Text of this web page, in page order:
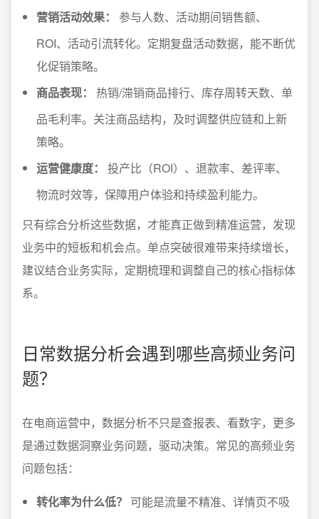
营销活动效果：
参与人数、活动期间销售额、
ROI、活动引流转化。定期复盘活动数据，能不断优
化促销策略。
商品表现：
热销/滞销商品排行、库存周转天数、单
品毛利率。关注商品结构，及时调整供应链和上新
策略。
运营健康度：
投产比（ROI）、退款率、差评率、
物流时效等，保障用户体验和持续盈利能力。
只有综合分析这些数据，才能真正做到精准运营，发现
业务中的短板和机会点。单点突破很难带来持续增长，
建议结合业务实际，定期梳理和调整自己的核心指标体
系。
日常数据分析会遇到哪些高频业务问
题？
在电商运营中，数据分析不只是查报表、看数字，更多
是通过数据洞察业务问题，驱动决策。常见的高频业务
问题包括：
转化率为什么低？ 可能是流量不精准、详情页不吸